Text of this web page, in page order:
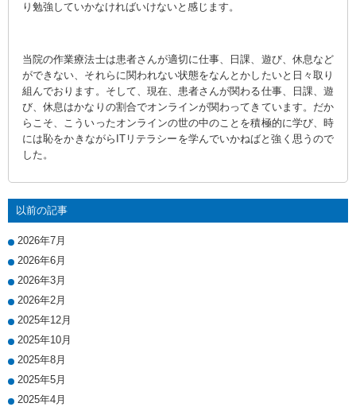
り勉強していかなければいけないと感じます。
当院の作業療法士は患者さんが適切に仕事、日課、遊び、休息など
ができない、それらに関われない状態をなんとかしたいと日々取り
組んでおります。そして、現在、患者さんが関わる仕事、日課、遊
び、休息はかなりの割合でオンラインが関わってきています。だか
らこそ、こういったオンラインの世の中のことを積極的に学び、時
には恥をかきながらITリテラシーを学んでいかねばと強く思うので
した。
以前の記事
2026年7月
2026年6月
2026年3月
2026年2月
2025年12月
2025年10月
2025年8月
2025年5月
2025年4月